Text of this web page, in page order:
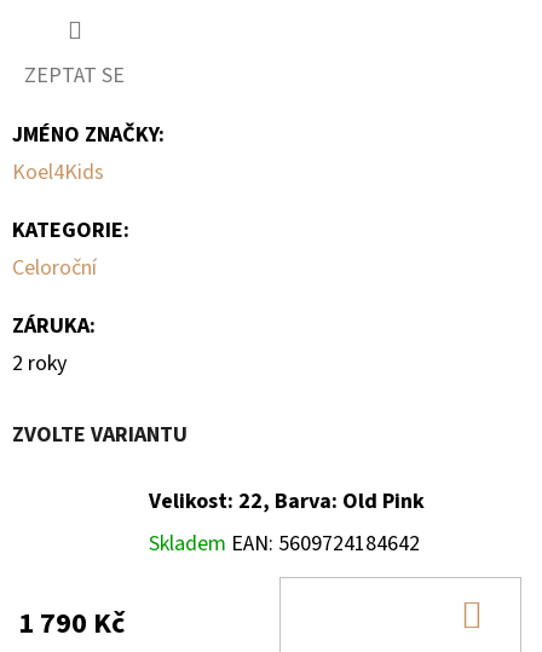
ZEPTAT SE
JMÉNO ZNAČKY:
Koel4Kids
KATEGORIE:
Celoroční
ZÁRUKA:
2 roky
ZVOLTE VARIANTU
Velikost: 22, Barva: Old Pink
Skladem EAN: 5609724184642
1 790 Kč